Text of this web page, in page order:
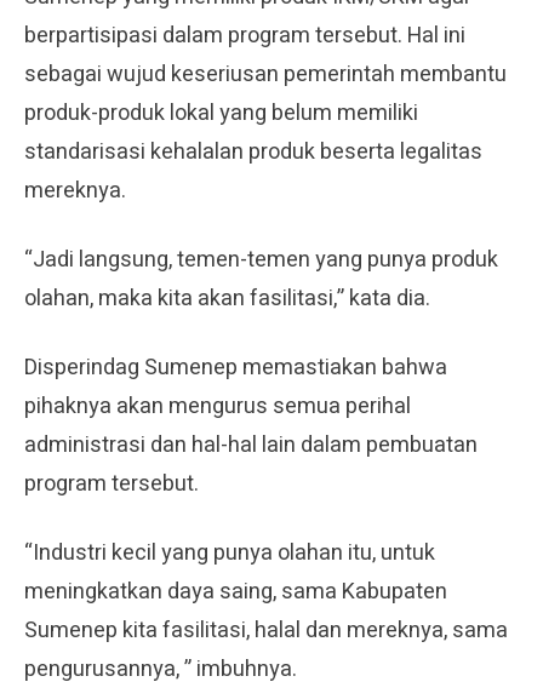
berpartisipasi dalam program tersebut. Hal ini
sebagai wujud keseriusan pemerintah membantu
produk-produk lokal yang belum memiliki
standarisasi kehalalan produk beserta legalitas
mereknya.
“Jadi langsung, temen-temen yang punya produk
olahan, maka kita akan fasilitasi,” kata dia.
Disperindag Sumenep memastiakan bahwa
pihaknya akan mengurus semua perihal
administrasi dan hal-hal lain dalam pembuatan
program tersebut.
“Industri kecil yang punya olahan itu, untuk
meningkatkan daya saing, sama Kabupaten
Sumenep kita fasilitasi, halal dan mereknya, sama
pengurusannya, ” imbuhnya.